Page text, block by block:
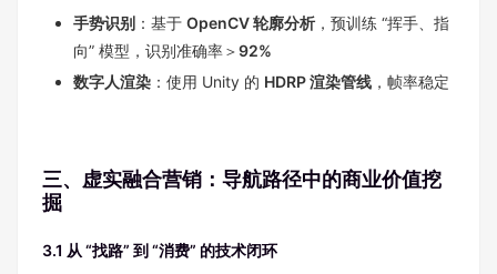
手势识别 ：基于 OpenCV 轮廓分析 ，预训练 “挥手、指
向” 模型，识别准确率＞92%
数字人渲染 ：使用 Unity 的 HDRP 渲染管线 ，帧率稳定
三、虚实融合营销：导航路径中的商业价值挖
掘
3.1 从 “找路” 到 “消费” 的技术闭环